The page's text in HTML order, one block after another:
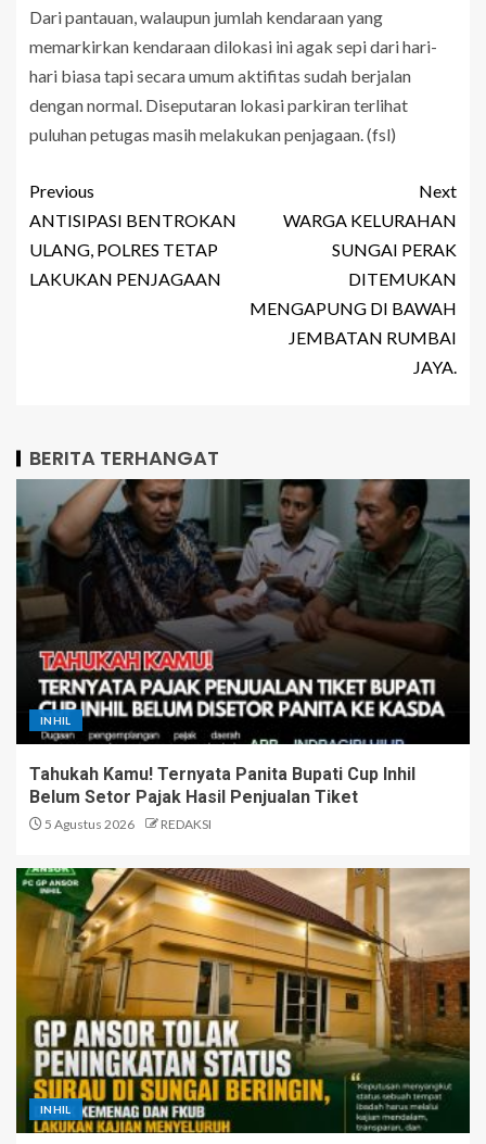
Dari pantauan, walaupun jumlah kendaraan yang
memarkirkan kendaraan dilokasi ini agak sepi dari hari-
hari biasa tapi secara umum aktifitas sudah berjalan
dengan normal. Diseputaran lokasi parkiran terlihat
puluhan petugas masih melakukan penjagaan. (fsl)
Previous
ANTISIPASI BENTROKAN
ULANG, POLRES TETAP
LAKUKAN PENJAGAAN
Next
WARGA KELURAHAN
SUNGAI PERAK
DITEMUKAN
MENGAPUNG DI BAWAH
JEMBATAN RUMBAI
JAYA.
BERITA TERHANGAT
INHIL
Tahukah Kamu! Ternyata Panita Bupati Cup Inhil
Belum Setor Pajak Hasil Penjualan Tiket
5 Agustus 2026 REDAKSI
INHIL